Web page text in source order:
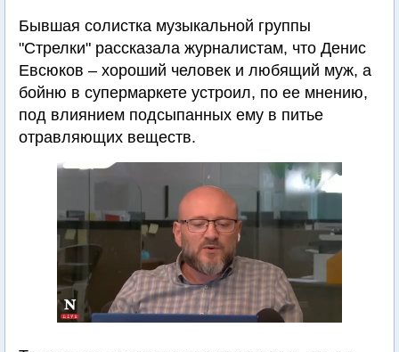
Бывшая солистка музыкальной группы
"Стрелки" рассказала журналистам, что Денис
Евсюков – хороший человек и любящий муж, а
бойню в супермаркете устроил, по ее мнению,
под влиянием подсыпанных ему в питье
отравляющих веществ.